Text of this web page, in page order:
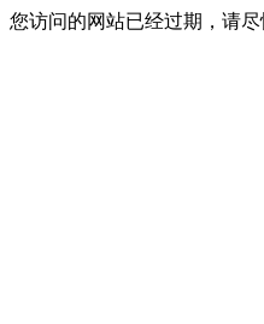
您访问的网站已经过期，请